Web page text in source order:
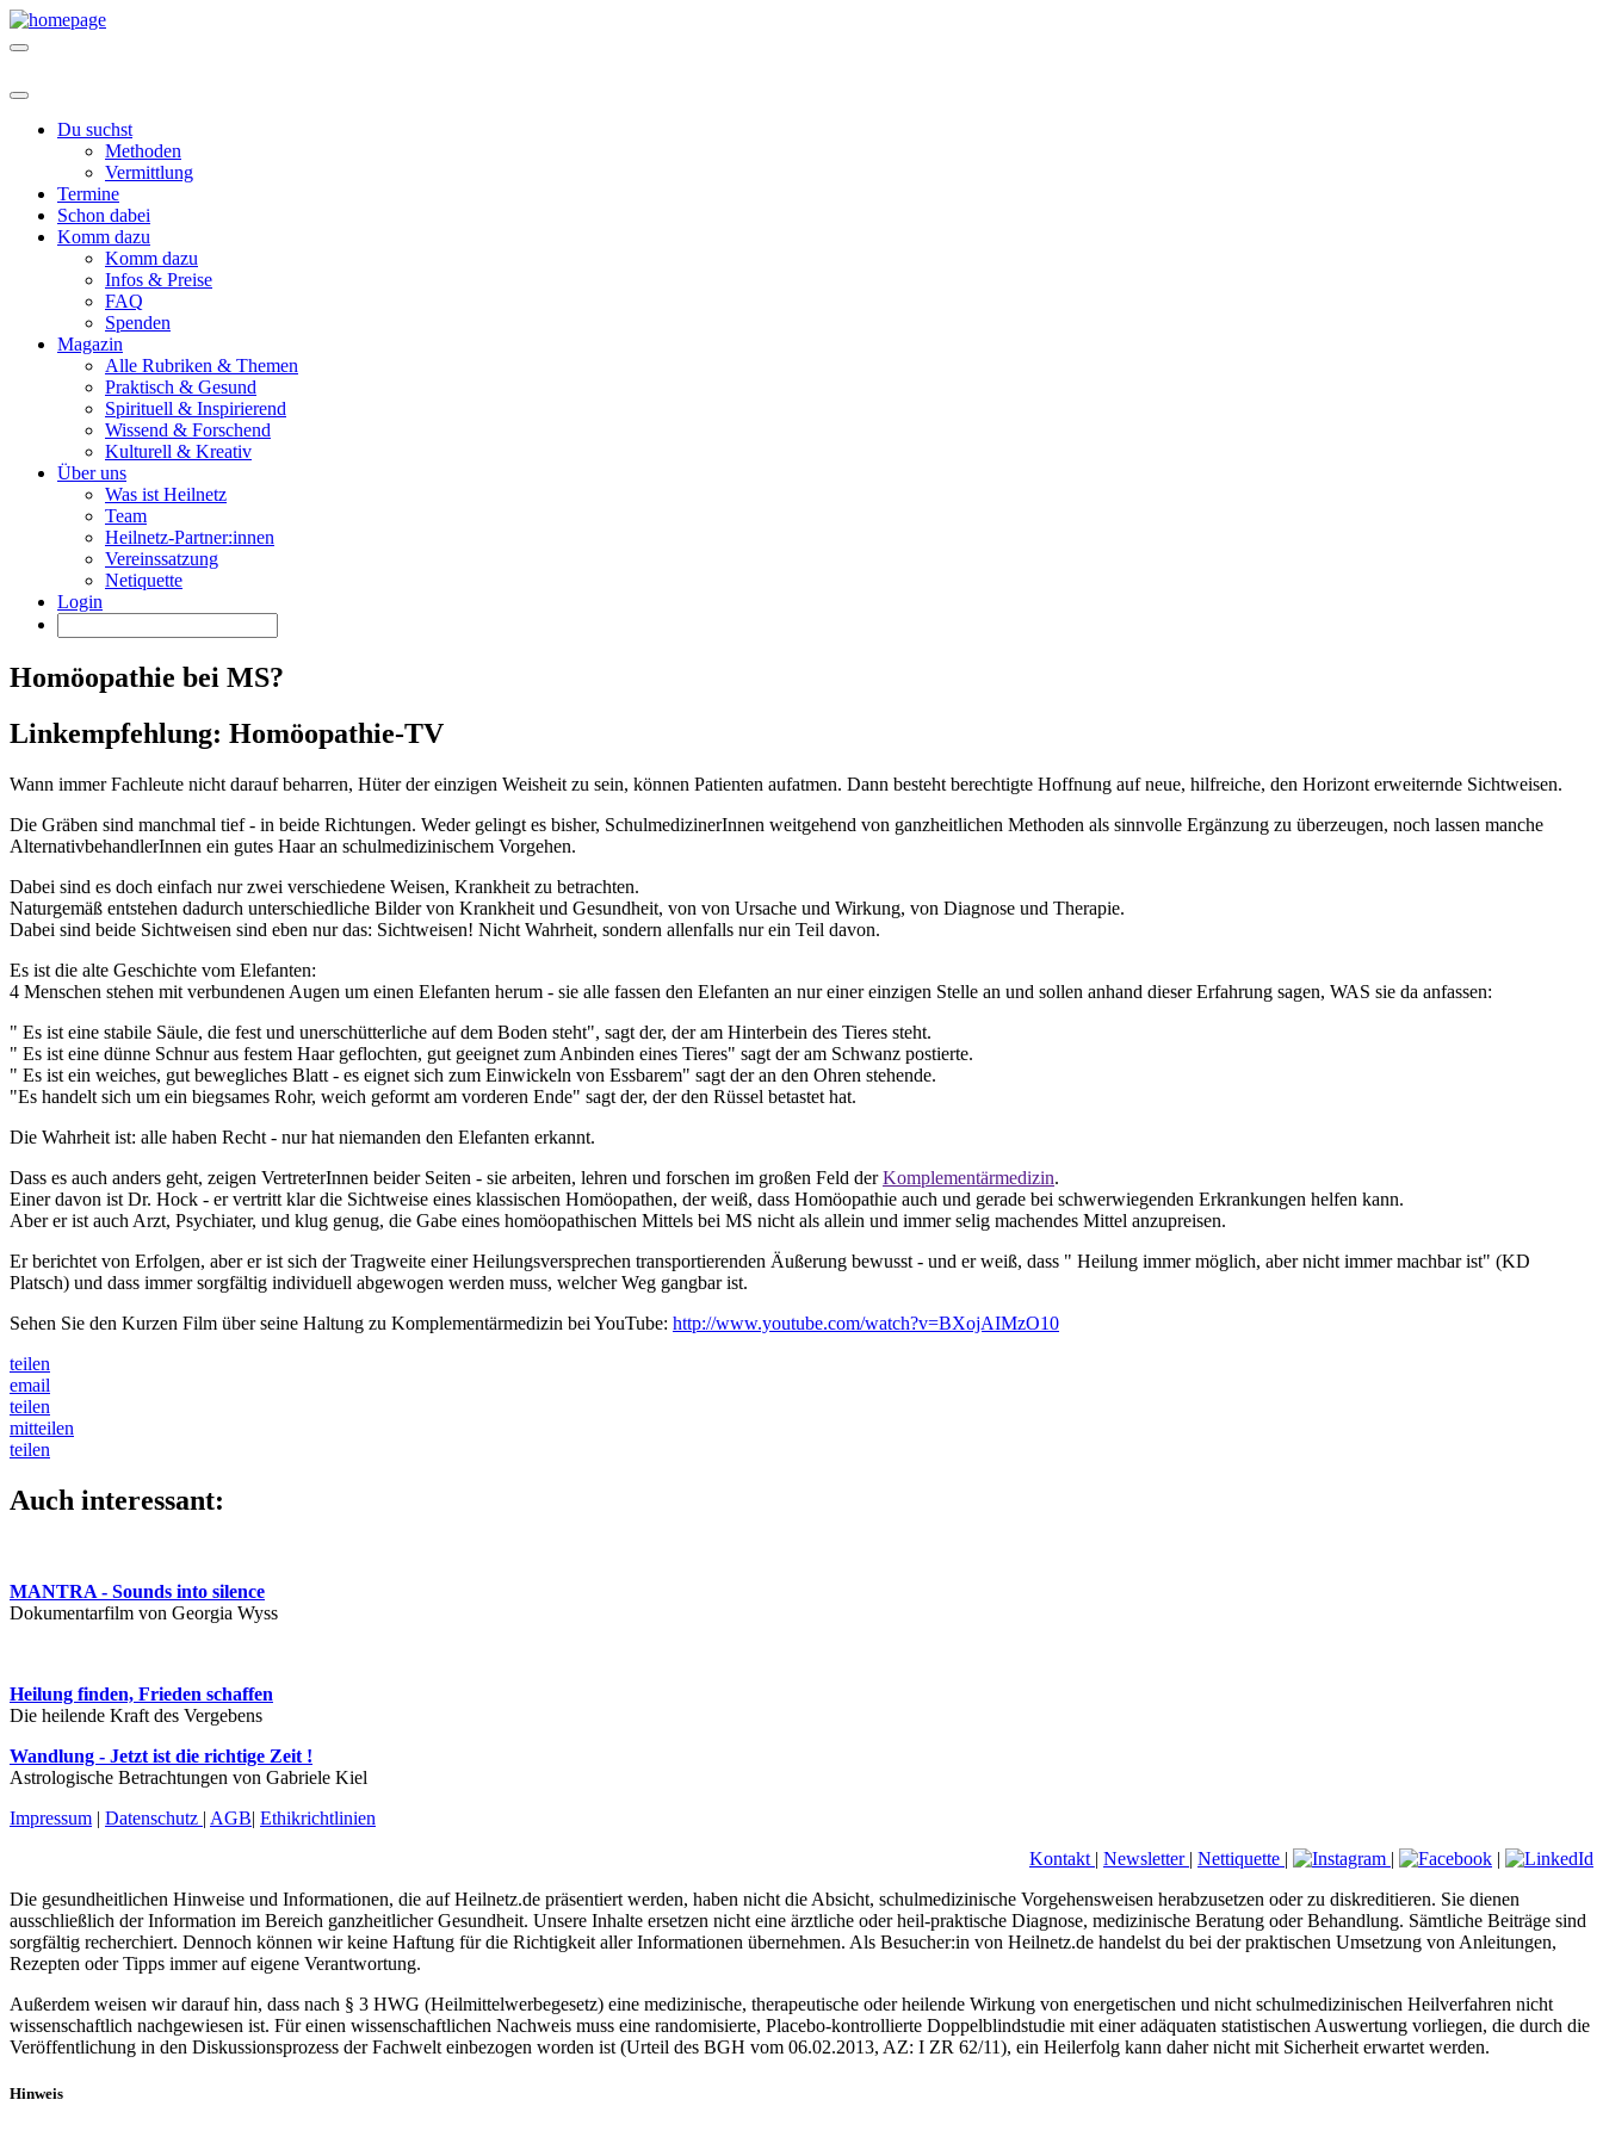
Du suchst
Methoden
Vermittlung
Termine
Schon dabei
Komm dazu
Komm dazu
Infos & Preise
FAQ
Spenden
Magazin
Alle Rubriken & Themen
Praktisch & Gesund
Spirituell & Inspirierend
Wissend & Forschend
Kulturell & Kreativ
Über uns
Was ist Heilnetz
Team
Heilnetz-Partner:innen
Vereinssatzung
Netiquette
Login
Homöopathie bei MS?
Linkempfehlung: Homöopathie-TV
Wann immer Fachleute nicht darauf beharren, Hüter der einzigen Weisheit zu sein, können Patienten aufatmen. Dann besteht berechtigte Hoffnung auf neue, hilfreiche, den Horizont erweiternde Sichtweisen.
Die Gräben sind manchmal tief - in beide Richtungen. Weder gelingt es bisher, SchulmedizinerInnen weitgehend von ganzheitlichen Methoden als sinnvolle Ergänzung zu überzeugen, noch lassen manche
AlternativbehandlerInnen ein gutes Haar an schulmedizinischem Vorgehen.
Dabei sind es doch einfach nur zwei verschiedene Weisen, Krankheit zu betrachten.
Naturgemäß entstehen dadurch unterschiedliche Bilder von Krankheit und Gesundheit, von von Ursache und Wirkung, von Diagnose und Therapie.
Dabei sind beide Sichtweisen sind eben nur das: Sichtweisen! Nicht Wahrheit, sondern allenfalls nur ein Teil davon.
Es ist die alte Geschichte vom Elefanten:
4 Menschen stehen mit verbundenen Augen um einen Elefanten herum - sie alle fassen den Elefanten an nur einer einzigen Stelle an und sollen anhand dieser Erfahrung sagen, WAS sie da anfassen:
" Es ist eine stabile Säule, die fest und unerschütterliche auf dem Boden steht", sagt der, der am Hinterbein des Tieres steht.
" Es ist eine dünne Schnur aus festem Haar geflochten, gut geeignet zum Anbinden eines Tieres" sagt der am Schwanz postierte.
" Es ist ein weiches, gut bewegliches Blatt - es eignet sich zum Einwickeln von Essbarem" sagt der an den Ohren stehende.
"Es handelt sich um ein biegsames Rohr, weich geformt am vorderen Ende" sagt der, der den Rüssel betastet hat.
Die Wahrheit ist: alle haben Recht - nur hat niemanden den Elefanten erkannt.
Dass es auch anders geht, zeigen VertreterInnen beider Seiten - sie arbeiten, lehren und forschen im großen Feld derKomplementärmedizin.
Einer davon ist Dr. Hock - er vertritt klar die Sichtweise eines klassischen Homöopathen, der weiß, dass Homöopathie auch und gerade bei schwerwiegenden Erkrankungen helfen kann.
Aber er ist auch Arzt, Psychiater, und klug genug, die Gabe eines homöopathischen Mittels bei MS nicht als allein und immer selig machendes Mittel anzupreisen.
Er berichtet von Erfolgen, aber er ist sich der Tragweite einer Heilungsversprechen transportierenden Äußerung bewusst - und er weiß, dass " Heilung immer möglich, aber nicht immer machbar ist" (KD
Platsch) und dass immer sorgfältig individuell abgewogen werden muss, welcher Weg gangbar ist.
Sehen Sie den Kurzen Film über seine Haltung zu Komplementärmedizin bei YouTube: http://www.youtube.com/watch?v=BXojAIMzO10
teilen
email
teilen
mitteilen
teilen
Auch interessant:
MANTRA - Sounds into silence
Dokumentarfilm von Georgia Wyss
Heilung finden, Frieden schaffen
Die heilende Kraft des Vergebens
Wandlung - Jetzt ist die richtige Zeit !
Astrologische Betrachtungen von Gabriele Kiel
Impressum | Datenschutz | AGB| Ethikrichtlinien
Kontakt | Newsletter | Nettiquette | |
|
Die gesundheitlichen Hinweise und Informationen, die auf Heilnetz.de präsentiert werden, haben nicht die Absicht, schulmedizinische Vorgehensweisen herabzusetzen oder zu diskreditieren. Sie dienen
ausschließlich der Information im Bereich ganzheitlicher Gesundheit. Unsere Inhalte ersetzen nicht eine ärztliche oder heil-praktische Diagnose, medizinische Beratung oder Behandlung. Sämtliche Beiträge sind
sorgfältig recherchiert. Dennoch können wir keine Haftung für die Richtigkeit aller Informationen übernehmen. Als Besucher:in von Heilnetz.de handelst du bei der praktischen Umsetzung von Anleitungen,
Rezepten oder Tipps immer auf eigene Verantwortung.
Außerdem weisen wir darauf hin, dass nach § 3 HWG (Heilmittelwerbegesetz) eine medizinische, therapeutische oder heilende Wirkung von energetischen und nicht schulmedizinischen Heilverfahren nicht
wissenschaftlich nachgewiesen ist. Für einen wissenschaftlichen Nachweis muss eine randomisierte, Placebo-kontrollierte Doppelblindstudie mit einer adäquaten statistischen Auswertung vorliegen, die durch die
Veröffentlichung in den Diskussionsprozess der Fachwelt einbezogen worden ist (Urteil des BGH vom 06.02.2013, AZ: I ZR 62/11), ein Heilerfolg kann daher nicht mit Sicherheit erwartet werden.
Hinweis